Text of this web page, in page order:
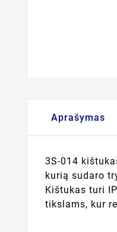
Aprašymas
3S-014
kurią sudaro
Kištukas turi
tikslams, kur